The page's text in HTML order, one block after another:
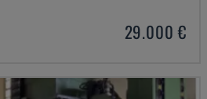
29.000 €